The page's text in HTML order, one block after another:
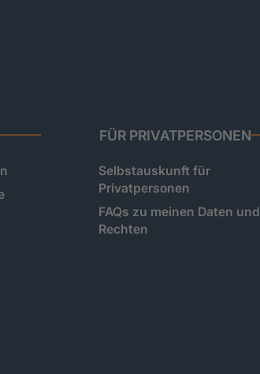
FÜR PRIVATPERSONEN
Selbstauskunft für
Privatpersonen
FAQs zu meinen Daten und
Rechten